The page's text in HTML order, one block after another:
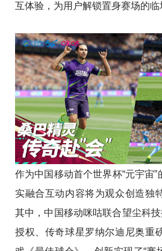
互体验，为用户解锁置身赛场的临
作为中国移动首个世界杯“元宇宙
实融合互动内容将为观众创造独
其中，中国移动咪咕联合望尘科
授权、传奇球星罗纳尔迪尼奥重